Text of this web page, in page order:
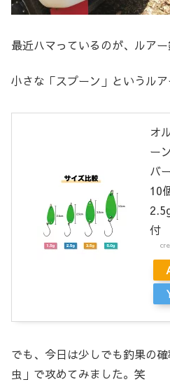
最近ハマっているのが、ルアー
小さな「スプーン」というルア
オ
ー
バ
10
付
でも、今日は少しでも釣果の
虫」で攻めてみました。笑